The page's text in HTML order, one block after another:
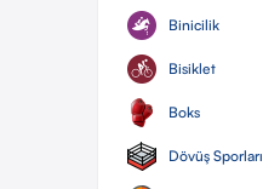
Binicilik
Bisiklet
Boks
Dövüş Sporları